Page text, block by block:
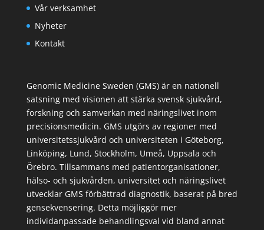
Vår verksamhet
Nyheter
Kontakt
Genomic Medicine Sweden (GMS) är en nationell
satsning med visionen att stärka svensk sjukvård,
forskning och samverkan med näringslivet inom
precisionsmedicin. GMS utgörs av regioner med
universitetssjukvård och universiteten i Göteborg,
Linköping, Lund, Stockholm, Umeå, Uppsala och
Örebro. Tillsammans med patientorganisationer,
hälso- och sjukvården, universitet och näringslivet
utvecklar GMS förbättrad diagnostik, baserat på bred
gensekvensering. Detta möjliggör mer
individanpassade behandlingsval vid bland annat